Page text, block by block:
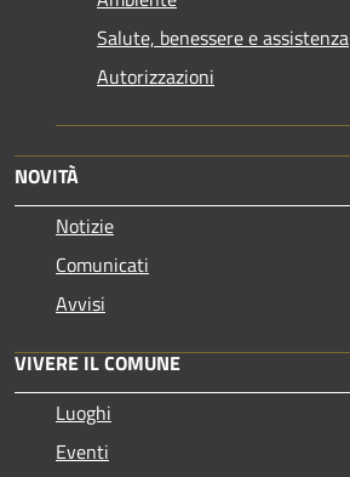
Salute, benessere e assistenza
Autorizzazioni
NOVITÀ
Notizie
Comunicati
Avvisi
VIVERE IL COMUNE
Luoghi
Eventi